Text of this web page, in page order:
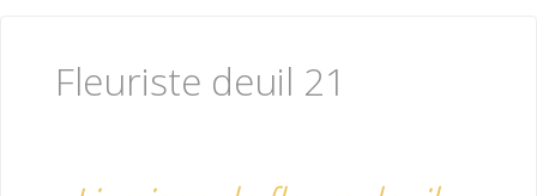
Fleuriste deuil 21